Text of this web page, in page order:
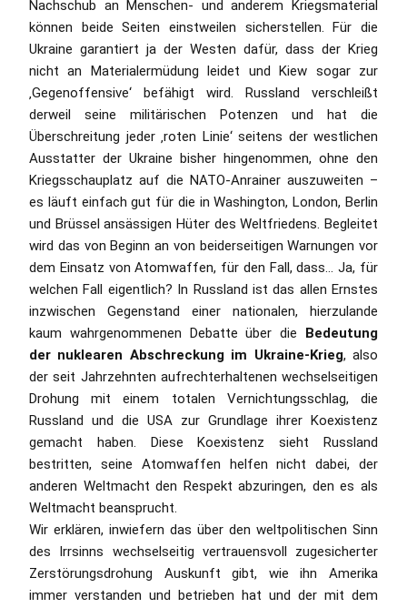
Nachschub an Menschen- und anderem Kriegsmaterial
können beide Seiten einstweilen sicherstellen. Für die
Ukraine garantiert ja der Westen dafür, dass der Krieg
nicht an Materialermüdung leidet und Kiew sogar zur
‚Gegenoffensive‘ befähigt wird. Russland verschleißt
derweil seine militärischen Potenzen und hat die
Überschreitung jeder ‚roten Linie‘ seitens der westlichen
Ausstatter der Ukraine bisher hingenommen, ohne den
Kriegsschauplatz auf die NATO-Anrainer auszuweiten –
es läuft einfach gut für die in Washington, London, Berlin
und Brüssel ansässigen Hüter des Weltfriedens. Begleitet
wird das von Beginn an von beiderseitigen Warnungen vor
dem Einsatz von Atomwaffen, für den Fall, dass… Ja, für
welchen Fall eigentlich? In Russland ist das allen Ernstes
inzwischen Gegenstand einer nationalen, hierzulande
kaum wahrgenommenen Debatte über die Bedeutung
der nuklearen Abschreckung im Ukraine-Krieg, also
der seit Jahrzehnten aufrechterhaltenen wechselseitigen
Drohung mit einem totalen Vernichtungsschlag, die
Russland und die USA zur Grundlage ihrer Koexistenz
gemacht haben. Diese Koexistenz sieht Russland
bestritten, seine Atomwaffen helfen nicht dabei, der
anderen Weltmacht den Respekt abzuringen, den es als
Weltmacht beansprucht.
Wir erklären, inwiefern das über den weltpolitischen Sinn
des Irrsinns wechselseitig vertrauensvoll zugesicherter
Zerstörungsdrohung Auskunft gibt, wie ihn Amerika
immer verstanden und betrieben hat und der mit dem